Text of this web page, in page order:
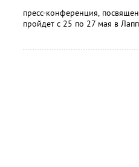
пресс-конференция,
пройдет с 25 по 27 мая в